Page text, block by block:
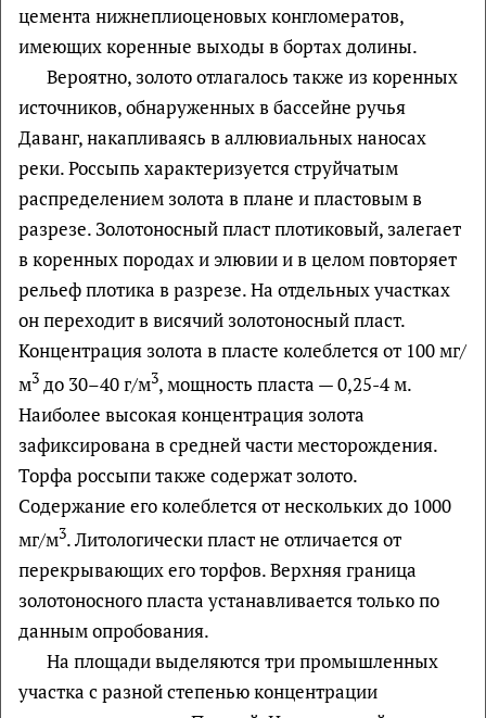
цемента нижнеплиоценовых конгломератов,
имеющих коренные выходы в бортах долины.
Вероятно, золото отлагалось также из коренных
источников, обнаруженных в бассейне ручья
Даванг, накапливаясь в аллювиальных наносах
реки. Россыпь характеризуется струйчатым
распределением золота в плане и пластовым в
разрезе. Золотоносный пласт плотиковый, залегает
в коренных породах и элювии и в целом повторяет
рельеф плотика в разрезе. На отдельных участках
он переходит в висячий золотоносный пласт.
Концентрация золота в пласте колеблется от 100 мг/
м3 до 30–40 г/м3, мощность пласта — 0,25-4 м.
Наиболее высокая концентрация золота
зафиксирована в средней части месторождения.
Торфа россыпи также содержат золото.
Содержание его колеблется от нескольких до 1000
мг/м3. Литологически пласт не отличается от
перекрывающих его торфов. Верхняя граница
золотоносного пласта устанавливается только по
данным опробования.
На площади выделяются три промышленных
участка с разной степенью концентрации